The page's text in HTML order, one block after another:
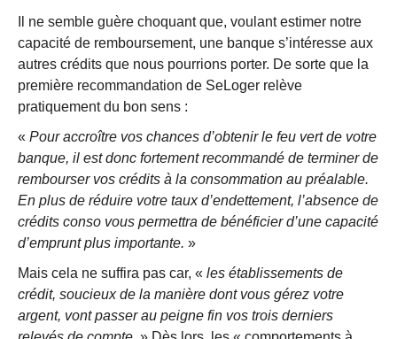
Il ne semble guère choquant que, voulant estimer notre
capacité de remboursement, une banque s’intéresse aux
autres crédits que nous pourrions porter. De sorte que la
première recommandation de SeLoger relève
pratiquement du bon sens :
« Pour accroître vos chances d’obtenir le feu vert de votre
banque, il est donc fortement recommandé de terminer de
rembourser vos crédits à la consommation au préalable.
En plus de réduire votre taux d’endettement, l’absence de
crédits conso vous permettra de bénéficier d’une capacité
d’emprunt plus importante. »
Mais cela ne suffira pas car, « les établissements de
crédit, soucieux de la manière dont vous gérez votre
argent, vontpasser au peigne fin vos trois derniers